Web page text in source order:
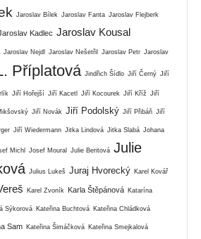
Jaroslav Bílek Jaroslav Fanta Jaroslav Flejberk
Kadlec Jaroslav Kousal
Jaroslav Nejdl Jaroslav Nešetřil Jaroslav Petr Jaroslav
Příplatová Jindřich Šídlo Jiří Černý Jiří
Jiří Hořejší Jiří Kacetl Jiří Kocourek Jiří Kříž Jiří
Jiří Novák Jiří Podolský Jiří Přibáň Jiří
Jiří Wiedermann Jitka Lindová Jitka Slabá Johana
Michl Josef Moural Julie Beritová Julie
Julius Lukeš Juraj Hvorecký Karel Kovář
Karel Zvoník Karla Štěpánová Katarína
Sýkorová Kateřina Buchtová Kateřina Chládková
Sam Kateřina Šimáčková Kateřina Smejkalová